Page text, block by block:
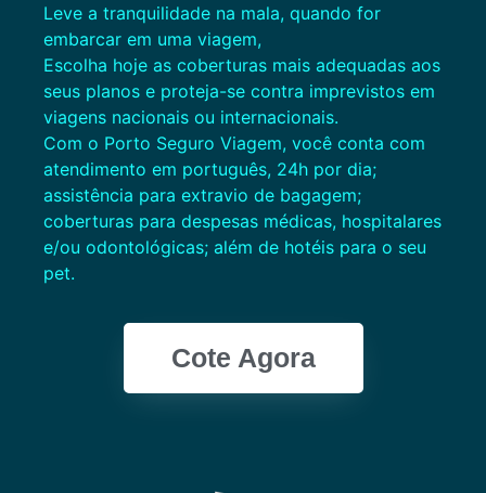
Leve a tranquilidade na mala, quando for
embarcar em uma viagem,
Escolha hoje as coberturas mais adequadas aos
seus planos e proteja-se contra imprevistos em
viagens nacionais ou internacionais.
Com o Porto Seguro Viagem, você conta com
atendimento em português, 24h por dia;
assistência para extravio de bagagem;
coberturas para despesas médicas, hospitalares
e/ou odontológicas; além de hotéis para o seu
pet.
Cote Agora